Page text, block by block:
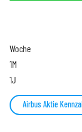
Woche
1M
1J
Airbus Aktie